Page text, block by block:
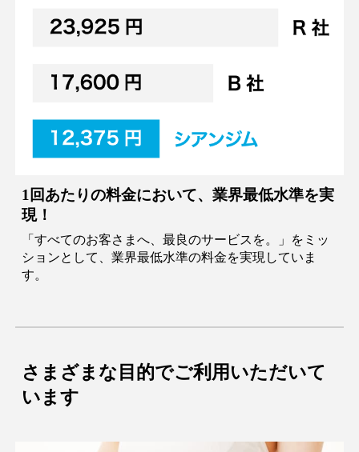
1回あたりの料金において、業界最低水準を実
現！
「すべてのお客さまへ、最良のサービスを。」をミッ
ションとして、業界最低水準の料金を実現していま
す。
さまざまな目的でご利用いただいて
います